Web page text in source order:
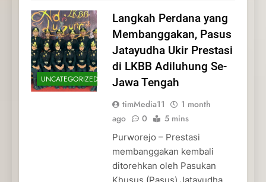
UNCATEGORIZED
Langkah Perdana yang
Membanggakan, Pasus
Jatayudha Ukir Prestasi
di LKBB Adiluhung Se-
Jawa Tengah
timMedia11
1 month
ago
0 5 mins
Purworejo – Prestasi
membanggakan kembali
ditorehkan oleh Pasukan